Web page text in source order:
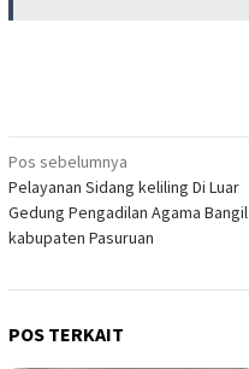
Navigasi
pos
Pos sebelumnya
Pelayanan Sidang keliling Di Luar
Gedung Pengadilan Agama Bangil
kabupaten Pasuruan
POS TERKAIT